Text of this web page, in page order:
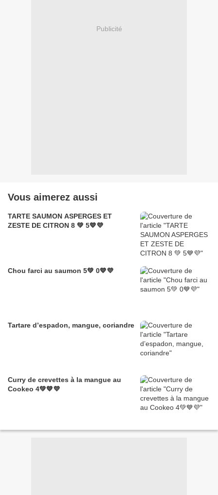
Publicité
Vous aimerez aussi
TARTE SAUMON ASPERGES ET
ZESTE DE CITRON 8 💚 5💙💜
Chou farci au saumon 5💚 0💙💜
Tartare d’espadon, mangue, coriandre
Curry de crevettes à la mangue au
Cookeo 4💚💙💜